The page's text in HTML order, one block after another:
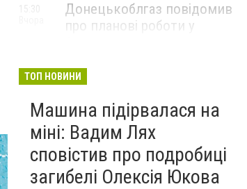
Донецькоблгаз повідомив
про планові роботи у
НОВИНИ
15:30
ТОП НОВИНИ
Машина підірвалася на
міні: Вадим Лях
сповістив про подробиці
загибелі Олексія Юкова